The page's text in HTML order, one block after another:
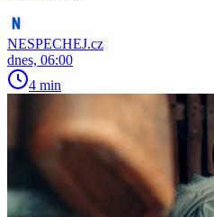
NESPECHEJ.cz
dnes, 06:00
4 min